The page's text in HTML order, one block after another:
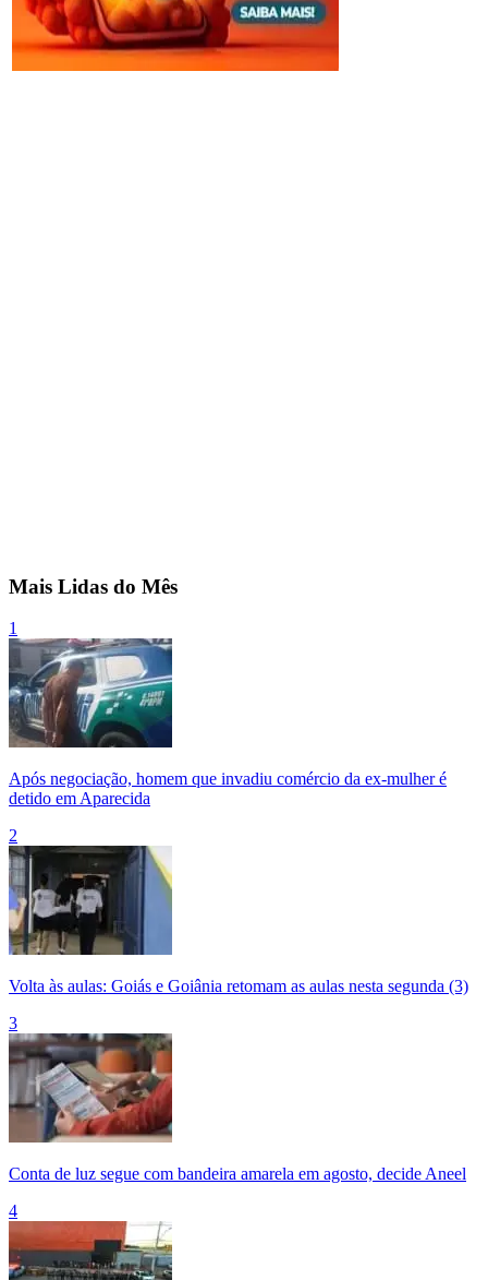
Mais Lidas do Mês
1
Após negociação, homem que invadiu comércio da ex-mulher é
detido em Aparecida
2
Volta às aulas: Goiás e Goiânia retomam as aulas nesta segunda (3)
3
Conta de luz segue com bandeira amarela em agosto, decide Aneel
4